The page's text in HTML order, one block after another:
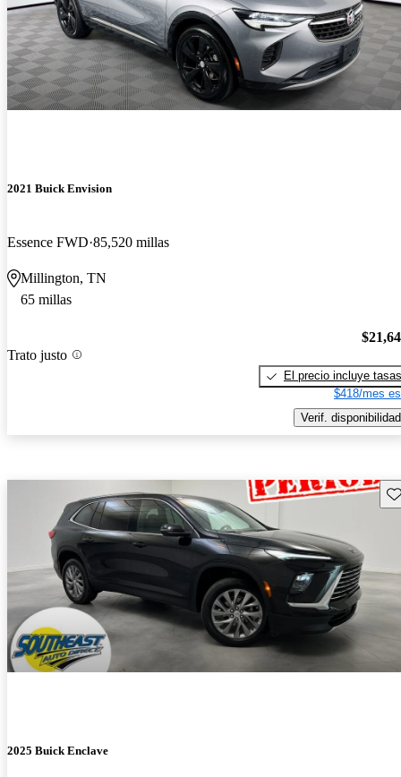
2021 Buick Envision
Essence FWD 85,520 millas
Millington, TN
65 millas
Trato justo
El precio incluye tasas
$418/mes
Verif. disponibilidad
2025 Buick Enclave